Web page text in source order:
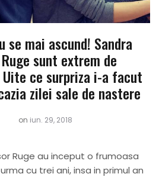
se mai ascund! Sandra
sunt extrem de
ce surpriza i-a facut
zilei sale de nastere
on iun. 29, 2018
Ruge au inceput o frumoasa
cu trei ani, insa in primul an